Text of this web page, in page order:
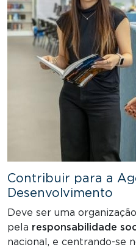
Contribuir para a
Desenvolvimento
Deve ser uma
pela responsabilidade
nacional, e centrando-se